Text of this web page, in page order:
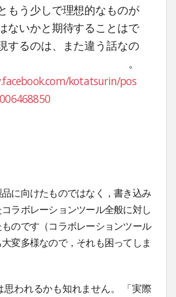
もう少しで理想的なものが
ないかと期待することはで
するのは、また違う話なの
。
kotatsurin/pos
に向けたものではなく，書き込み
ラボレーションツール全般に対し
のです（コラボレーションツール
変多様なので，それも困ってしま
われるかも知れません。 「実際